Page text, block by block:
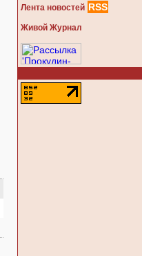
Лента новостей RSS
Живой Журнал